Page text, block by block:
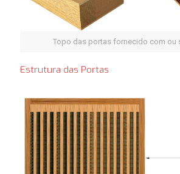
Topo das portas fornecido com ou
Estrutura das Portas